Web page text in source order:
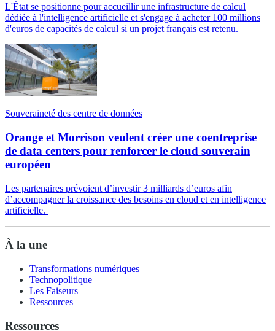
L'État se positionne pour accueillir une infrastructure de calcul
dédiée à l'intelligence artificielle et s'engage à acheter 100 millions
d'euros de capacités de calcul si un projet français est retenu.
Souveraineté des centre de données
Orange et Morrison veulent créer une coentreprise
de data centers pour renforcer le cloud souverain
européen
Les partenaires prévoient d’investir 3 milliards d’euros afin
d’accompagner la croissance des besoins en cloud et en intelligence
artificielle.
À la une
Transformations numériques
Technopolitique
Les Faiseurs
Ressources
Ressources